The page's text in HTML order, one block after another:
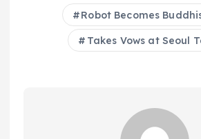
Robot Becomes
Takes Vows at Seoul